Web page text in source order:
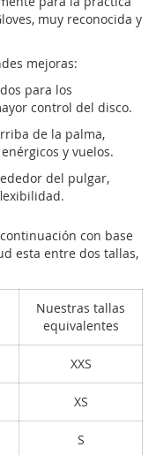
muy reconocida y
mejoras:
para los
control del disco.
de la palma,
y vuelos.
del pulgar,
con base
esta entre dos tallas,
Nuestras tallas
equivalentes
XXS
XS
S